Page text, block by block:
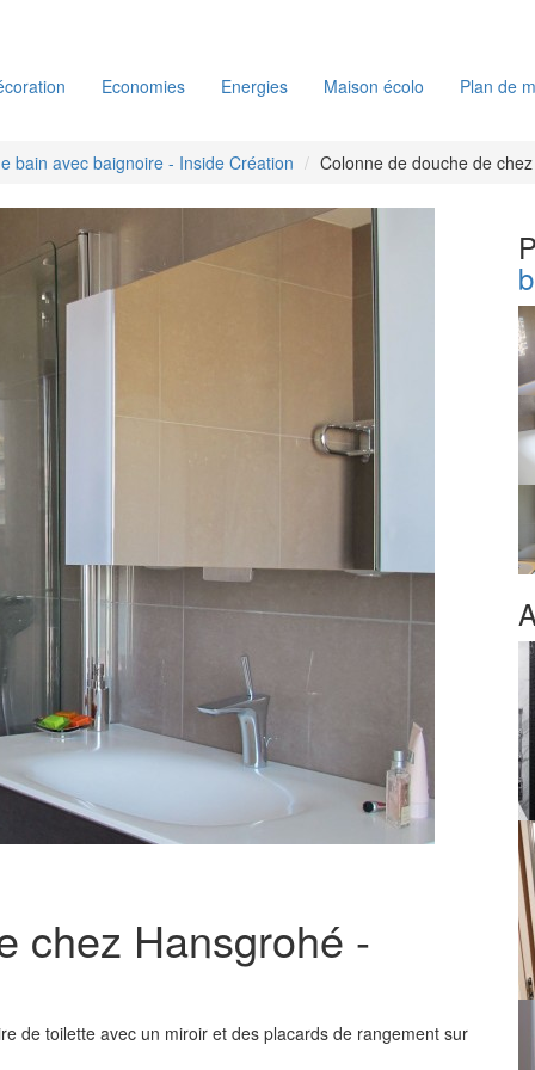
Economies Energies Maison écolo Plan de
bain avec baignoire - Inside Création Colonne de douche de
chez Hansgrohé -
de toilette avec un miroir et des placards de rangement sur